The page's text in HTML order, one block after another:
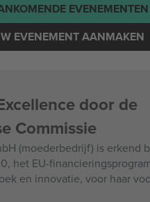
EVENEMENTEN
EVENEMENT AANMAKEN
door de
Commissie
(moederbedrijf) is erkend
het EU-
en innovatie, voor haar